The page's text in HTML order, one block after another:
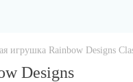
игрушка Rainbow Designs
Designs